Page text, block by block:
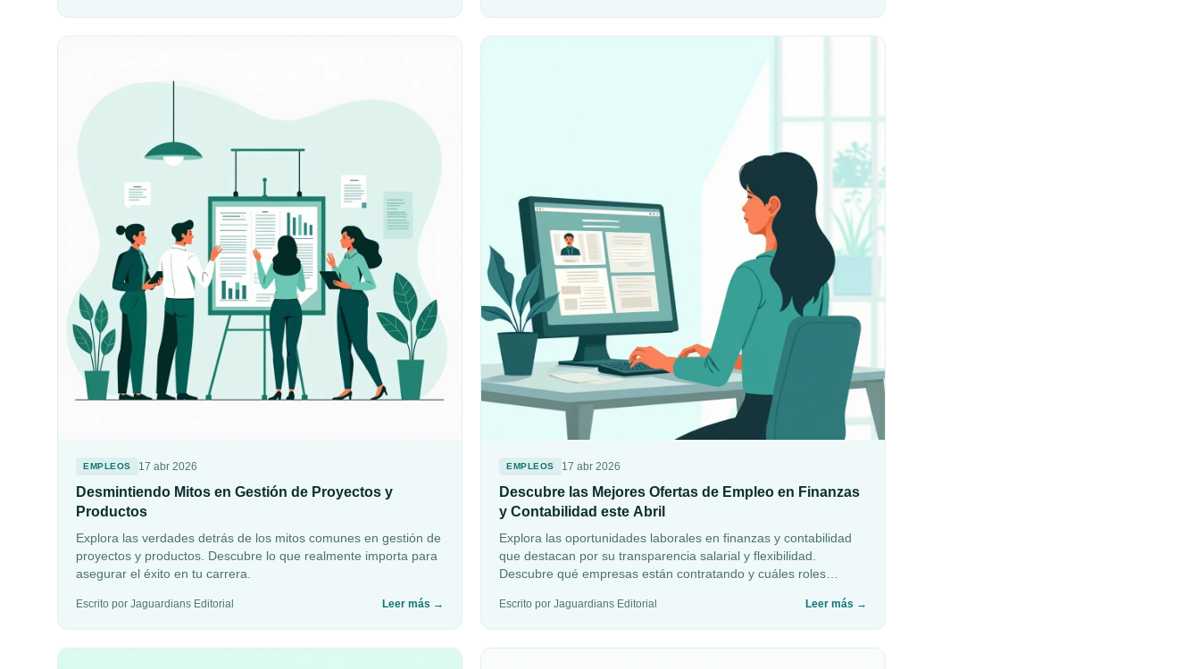
EMPLEOS 17 abr 2026
Desmintiendo Mitos en Gestión de Proyectos y
Productos
Explora las verdades detrás de los mitos comunes en gestión de
proyectos y productos. Descubre lo que realmente importa para
asegurar el éxito en tu carrera.
Escrito por Jaguardians Editorial Leer más →
EMPLEOS 17 abr 2026
Descubre las Mejores Ofertas de Empleo en Finanzas
y Contabilidad este Abril
Explora las oportunidades laborales en finanzas y contabilidad
que destacan por su transparencia salarial y flexibilidad.
Descubre qué empresas están contratando y cuáles roles
Escrito por Jaguardians Editorial Leer más →